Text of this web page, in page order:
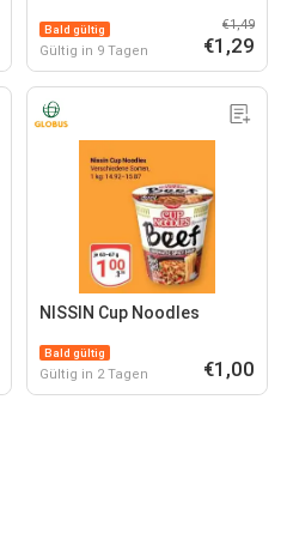
Bald gültig
Gültig in 9 Tagen
€1,49
€1,29
NISSIN Cup Noodles
Bald gültig
Gültig in 2 Tagen €1,00